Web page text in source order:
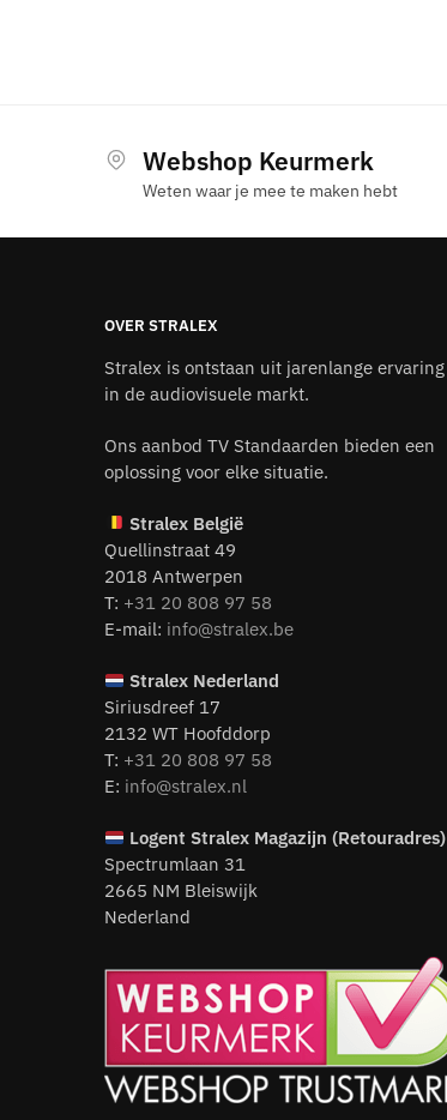
Webshop Keurmerk
Weten waar je mee te maken hebt
OVER STRALEX
Stralex is ontstaan uit jarenlange ervaring
in de audiovisuele markt.
Ons aanbod TV Standaarden bieden een
oplossing voor elke situatie.
Stralex België
Quellinstraat 49
2018 Antwerpen
T: +31 20 808 97 58
E-mail: info@stralex.be
Stralex Nederland
Siriusdreef 17
2132 WT Hoofddorp
T: +31 20 808 97 58
E: info@stralex.nl
LogentStralex Magazijn (Retouradres)
Spectrumlaan 31
2665 NM Bleiswijk
Nederland